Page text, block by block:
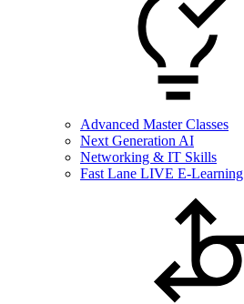
Advanced Master Classes
Next Generation AI
Networking & IT Skills
Fast Lane LIVE E-Learning